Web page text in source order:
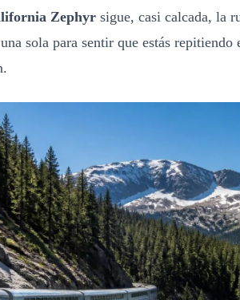
Zephyr sigue, casi calcada, la
sola para sentir que estás